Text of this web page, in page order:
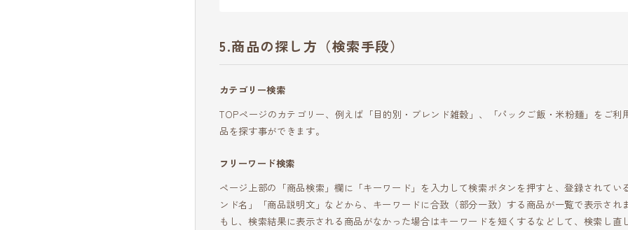
商品の探し方（検索手段）
カテゴリー検索
TOPページのカテゴリー、例えば「目的別・ブレンド雑穀」、「パックご飯・米粉麺」をご利
品を探す事ができます。
フリーワード検索
ページ上部の「商品検索」欄に「キーワード」を入力して検索ボタンを押すと、登録されてい
ンド名」「商品説明文」などから、キーワードに合致（部分一致）する商品が一覧で表示され
もし、検索結果に表示される商品がなかった場合はキーワードを短くするなどして、検索し直